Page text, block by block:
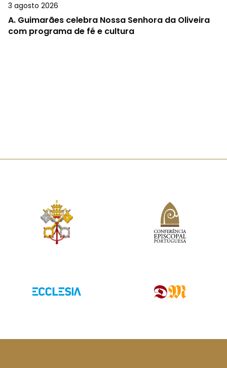
3 agosto 2026
A. Guimarães celebra Nossa Senhora da Oliveira
com programa de fé e cultura